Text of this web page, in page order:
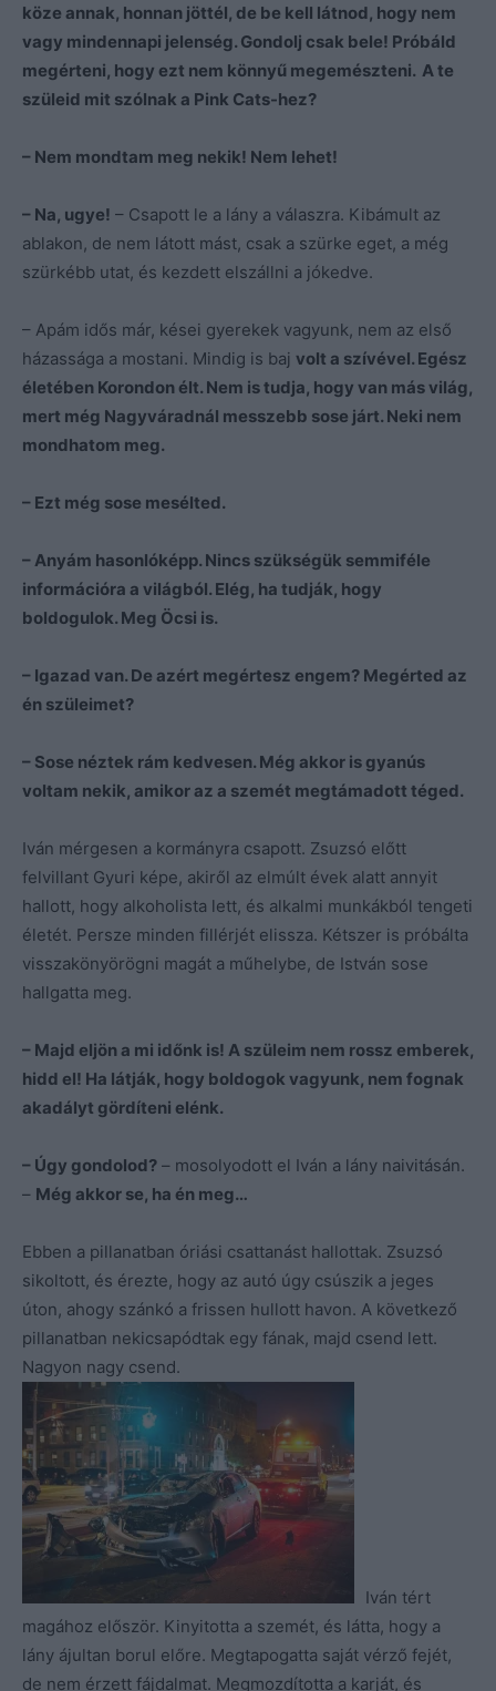
köze annak, honnan jöttél, de be kell látnod, hogy nem
vagy mindennapi jelenség. Gondolj csak bele! Próbáld
megérteni, hogy ezt nem könnyű megemészteni. A te
szüleid mit szólnak a Pink Cats-hez?
– Nem mondtam meg nekik! Nem lehet!
– Na, ugye! – Csapott le a lány a válaszra. Kibámult az
ablakon, de nem látott mást, csak a szürke eget, a még
szürkébb utat, és kezdett elszállni a jókedve.
– Apám idős már, kései gyerekek vagyunk, nem az első
házassága a mostani. Mindig is baj volt a szívével. Egész
életében Korondon élt. Nem is tudja, hogy van más világ,
mert még Nagyváradnál messzebb sose járt. Neki nem
mondhatom meg.
– Ezt még sose mesélted.
– Anyám hasonlóképp. Nincs szükségük semmiféle
információra a világból. Elég, ha tudják, hogy
boldogulok. Meg Öcsi is.
– Igazad van. De azért megértesz engem? Megérted az
én szüleimet?
– Sose néztek rám kedvesen. Még akkor is gyanús
voltam nekik, amikor az a szemét megtámadott téged.
Iván mérgesen a kormányra csapott. Zsuzsó előtt
felvillant Gyuri képe, akiről az elmúlt évek alatt annyit
hallott, hogy alkoholista lett, és alkalmi munkákból tengeti
életét. Persze minden fillérjét elissza. Kétszer is próbálta
visszakönyörögni magát a műhelybe, de István sose
hallgatta meg.
– Majd eljön a mi időnk is! A szüleim nem rossz emberek,
hidd el! Ha látják, hogy boldogok vagyunk, nem fognak
akadályt gördíteni elénk.
– Úgy gondolod? – mosolyodott el Iván a lány naivitásán.
– Még akkor se, ha én meg…
Ebben a pillanatban óriási csattanást hallottak. Zsuzsó
sikoltott, és érezte, hogy az autó úgy csúszik a jeges
úton, ahogy szánkó a frissen hullott havon. A következő
pillanatban nekicsapódtak egy fának, majd csend lett.
Nagyon nagy csend.
Iván tért
magához először. Kinyitotta a szemét, és látta, hogy a
lány ájultan borul előre. Megtapogatta saját vérző fejét,
de nem érzett fájdalmat. Megmozdította a karját, és